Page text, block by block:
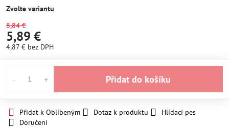
Zvolte variantu
8,84 €
5,89 €
4,87 € bez DPH
Přidat do košíku
Přidat k Oblíbeným Dotaz k produktu
Hlídací pes
Doručení